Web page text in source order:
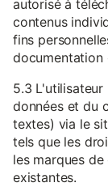
autorisé à
contenus
fins
documentation
5.3
données et du
textes) via le
tels que les
les marques
existantes.